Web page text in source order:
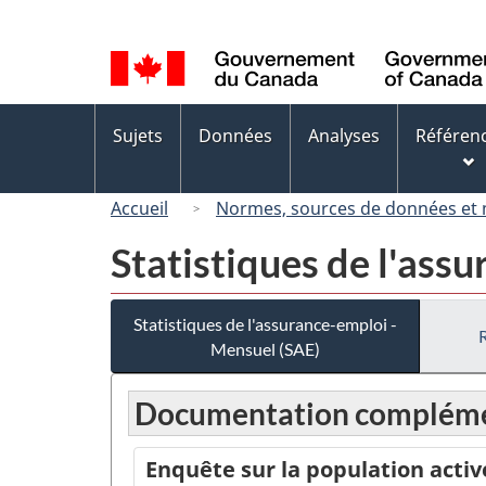
de
la
langue
des
Sujets Données Analyses
Accueil Normes, sources de données et
Statistiques de
Statistiques de l'assurance-emploi -
Mensuel (SAE)
Documentation
Enquête sur la population